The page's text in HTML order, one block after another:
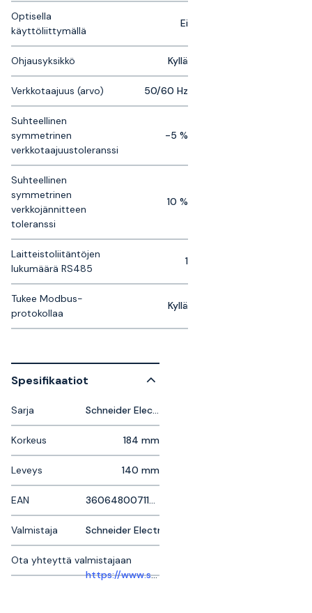
Optisella
käyttöliittymällä
Ei
Ohjausyksikkö Kyllä
Verkkotaajuus (arvo) 50/60 Hz
Suhteellinen
symmetrinen
verkkotaajuustoleranssi
-5 %
Suhteellinen
symmetrinen
verkkojännitteen
toleranssi
10 %
Laitteistoliitäntöjen
lukumäärä RS485
1
Tukee Modbus-
protokollaa
Kyllä
Spesifikaatiot
Sarja Schneider Electric Altivar
Korkeus 184 mm
Leveys 140 mm
EAN 3606480071195
Valmistaja Schneider Electric
Ota yhteyttä valmistajaan
https://www.se.com/se/sv/work/support/